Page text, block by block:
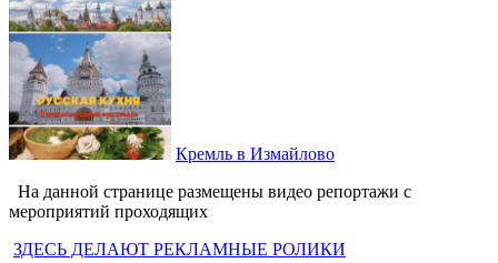
Кремль в Измайлово
На данной странице размещены видео репортажи с
мероприятий проходящих
ЗДЕСЬ ДЕЛАЮТ РЕКЛАМНЫЕ РОЛИКИ